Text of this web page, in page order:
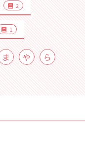
2
1
ま や
ら